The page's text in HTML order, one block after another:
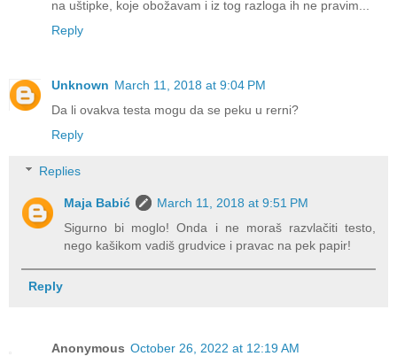
na uštipke, koje obožavam i iz tog razloga ih ne pravim...
Reply
Unknown March 11, 2018 at 9:04 PM
Da li ovakva testa mogu da se peku u rerni?
Reply
Replies
Maja Babić
March 11, 2018 at 9:51 PM
Sigurno bi moglo! Onda i ne moraš razvlačiti testo,
nego kašikom vadiš grudvice i pravac na pek papir!
Reply
Anonymous October 26, 2022 at 12:19 AM